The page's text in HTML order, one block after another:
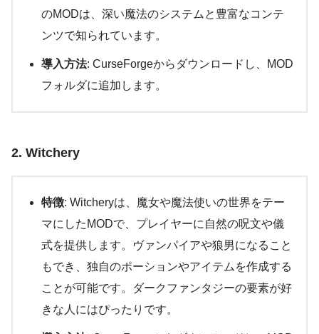
のMODは、深い魔法のシステムと豊富なコンテ
ンツで知られています。
導入方法: CurseForgeからダウンロードし、MOD
フォルダに追加します。
2. Witchery
特徴: Witcheryは、魔女や魔法使いの世界をテー
マにしたMODで、プレイヤーに自然の呪文や儀
式を提供します。ヴァンパイアや狼男になること
もでき、独自のポーションやアイテムを作成する
ことが可能です。ダークファンタジーの要素が好
きな人にはぴったりです。